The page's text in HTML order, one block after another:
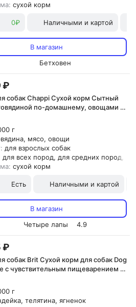
сухой корм
0₽ Наличными и картой
В магазин
Бетховен
₽
собак Chappi Сухой корм Сытный
по-домашнему, овощами и
собак 15кг
г
мясо, овощи
для взрослых собак
для всех пород, для средних пород,
сухой корм
Есть Наличными и картой
В магазин
Четыре лапы
4.9
₽
собак Brit Сухой корм для собак Dog
с чувствительным пищеварением с
и индейкой 15 кг
г
телятина, ягненок